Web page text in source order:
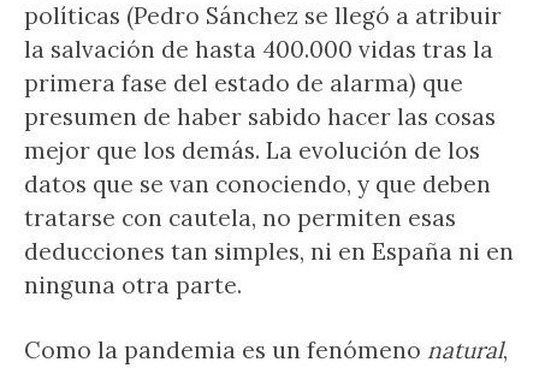
políticas (Pedro Sánchez se llegó a atribuir
la salvación de hasta 400.000 vidas tras la
primera fase del estado de alarma) que
presumen de haber sabido hacer las cosas
mejor que los demás. La evolución de los
datos que se van conociendo, y que deben
tratarse con cautela, no permiten esas
deducciones tan simples, ni en España ni en
ninguna otra parte.
Como la pandemia es un fenómeno natural,